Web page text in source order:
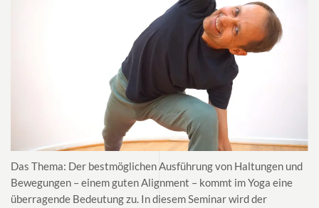
Das Thema: Der bestmöglichen Ausführung von Haltungen und
Bewegungen – einem guten Alignment – kommt im Yoga eine
überragende Bedeutung zu. In diesem Seminar wird der